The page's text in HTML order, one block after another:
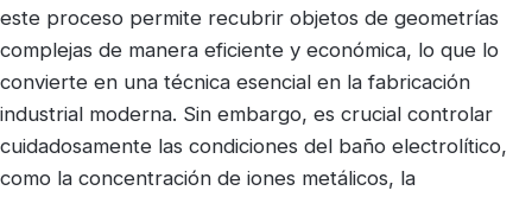
este proceso permite recubrir objetos de geometrías
complejas de manera eficiente y económica, lo que lo
convierte en una técnica esencial en la fabricación
industrial moderna. Sin embargo, es crucial controlar
cuidadosamente las condiciones del baño electrolítico,
como la concentración de iones metálicos, la